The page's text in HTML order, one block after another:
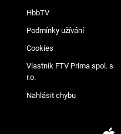
HbbTV
Podmínky užívání
Cookies
Vlastník FTV Prima spol. s
r.o.
Nahlásit chybu